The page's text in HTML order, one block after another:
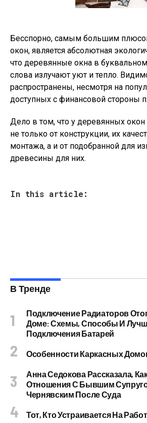
Бесспорно, самым большим
окон, является абсолютная
что деревянные окна в
слова излучают уют и тепло.
распространены, несмотря на
доступных с финансовой стороны
Дело в том, что у деревянных окон
не только от конструкции, их
монтажа, а и от подобранной для
древесины для них.
In this article:
В Тренде
Подключение Радиаторов
Доме: Схемы, Способы И
Подключения Батарей
Особенности Каркасных
Анна Седокова Рассказала,
Отношения С Бывшим
Чернявским После Суда
Тот, Кто Устраивается На